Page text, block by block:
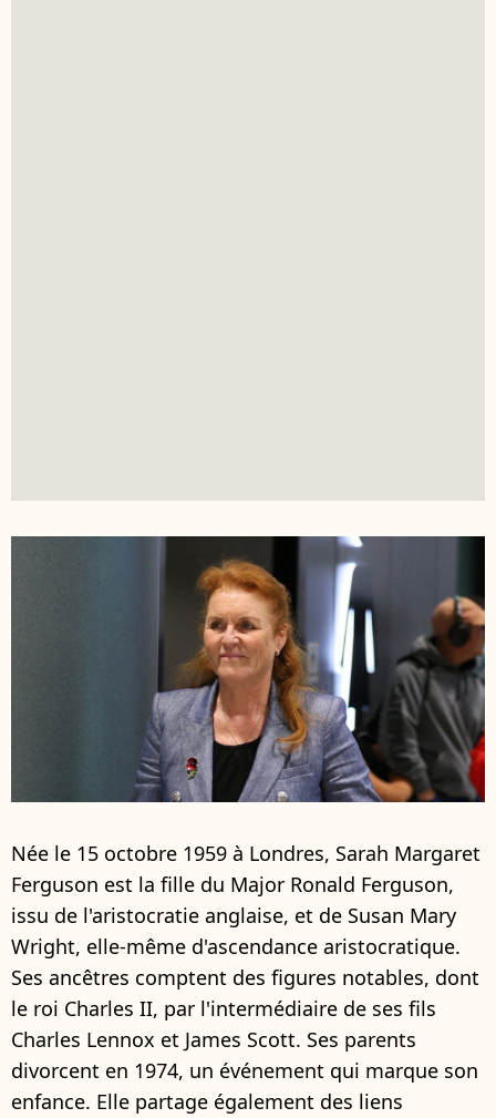
Née le 15 octobre 1959 à Londres, Sarah Margaret
Ferguson est la fille du Major Ronald Ferguson,
issu de l'aristocratie anglaise, et de Susan Mary
Wright, elle-même d'ascendance aristocratique.
Ses ancêtres comptent des figures notables, dont
le roi Charles II, par l'intermédiaire de ses fils
Charles Lennox et James Scott. Ses parents
divorcent en 1974, un événement qui marque son
enfance. Elle partage également des liens